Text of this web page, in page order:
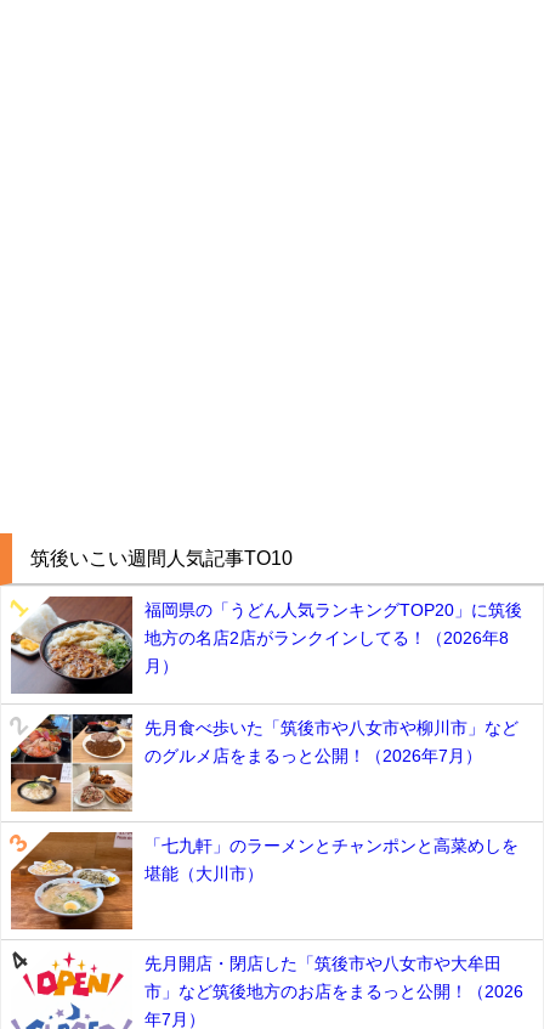
筑後いこい週間人気記事TO10
福岡県の「うどん人気ランキングTOP20」に筑後
地方の名店2店がランクインしてる！（2026年8
月）
先月食べ歩いた「筑後市や八女市や柳川市」など
のグルメ店をまるっと公開！（2026年7月）
「七九軒」のラーメンとチャンポンと高菜めしを
堪能（大川市）
先月開店・閉店した「筑後市や八女市や大牟田
市」など筑後地方のお店をまるっと公開！（2026
年7月）